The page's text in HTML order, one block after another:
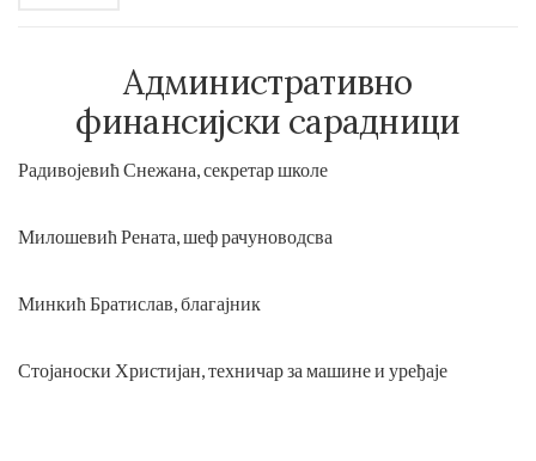
Административно
финансијски сарадници
Радивојевић Снежана, секретар школе
Милошевић Рената, шеф рачуноводсва
Минкић Братислав, благајник
Стојаноски Христијан, техничар за машине и уређаје